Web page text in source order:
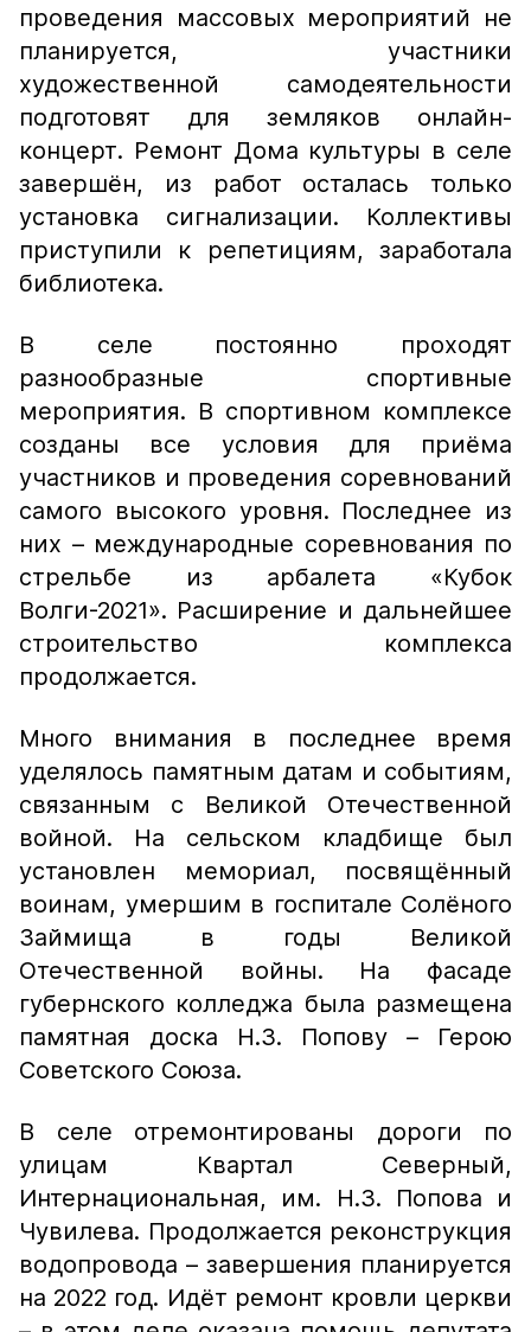
проведения массовых мероприятий не
планируется, участники
художественной самодеятельности
подготовят для земляков онлайн-
концерт. Ремонт Дома культуры в селе
завершён, из работ осталась только
установка сигнализации. Коллективы
приступили к репетициям, заработала
библиотека.
В селе постоянно проходят
разнообразные спортивные
мероприятия. В спортивном комплексе
созданы все условия для приёма
участников и проведения соревнований
самого высокого уровня. Последнее из
них – международные соревнования по
стрельбе из арбалета «Кубок
Волги-2021». Расширение и дальнейшее
строительство комплекса
продолжается.
Много внимания в последнее время
уделялось памятным датам и событиям,
связанным с Великой Отечественной
войной. На сельском кладбище был
установлен мемориал, посвящённый
воинам, умершим в госпитале Солёного
Займища в годы Великой
Отечественной войны. На фасаде
губернского колледжа была размещена
памятная доска Н.З. Попову – Герою
Советского Союза.
В селе отремонтированы дороги по
улицам Квартал Северный,
Интернациональная, им. Н.З. Попова и
Чувилева. Продолжается реконструкция
водопровода – завершения планируется
на 2022 год. Идёт ремонт кровли церкви